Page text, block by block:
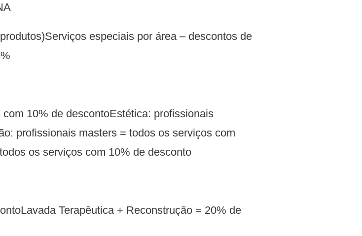
especiais por área – descontos de
10% de descontoEstética: profissionais
profissionais masters = todos os serviços com
os serviços com 10% de desconto
Terapêutica + Reconstrução = 20% de